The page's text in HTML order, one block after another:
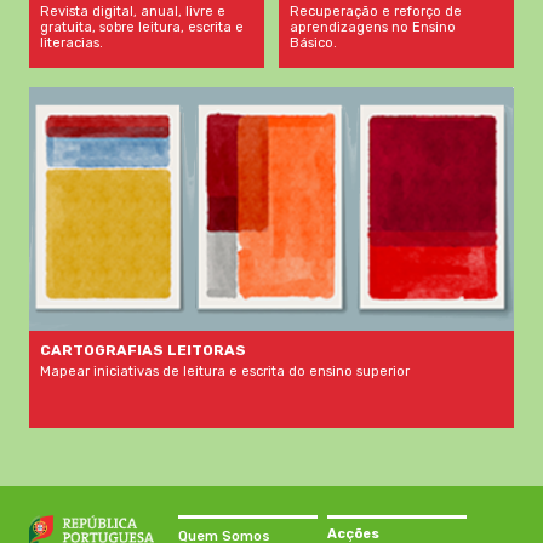
Revista digital, anual, livre e
gratuita, sobre leitura, escrita e
literacias.
Recuperação e reforço de
aprendizagens no Ensino
Básico.
CARTOGRAFIAS LEITORAS
Mapear iniciativas de leitura e escrita do ensino superior
Quem Somos Acções